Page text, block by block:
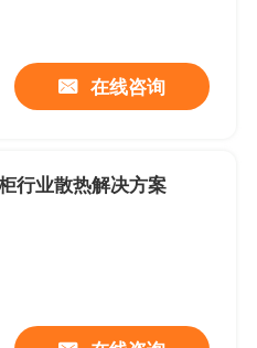
在线咨询
行业散热解决方案